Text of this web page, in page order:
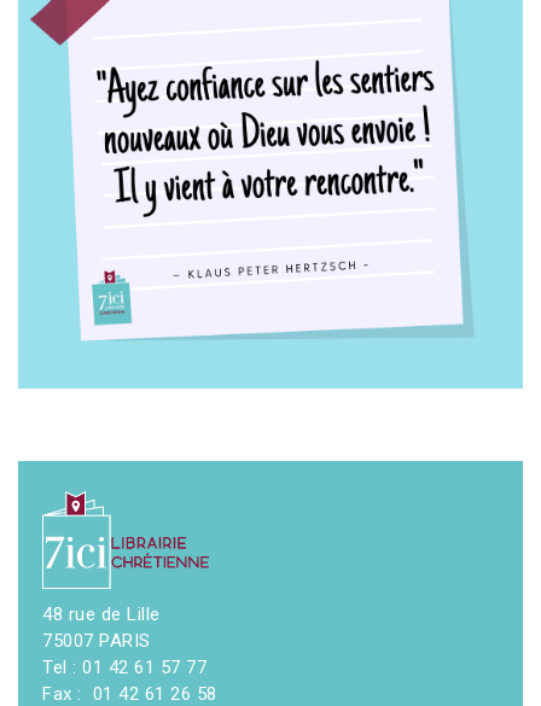
48 rue de Lille
75007 PARIS
Tel : 01 42 61 57 77
Fax : 01 42 61 26 58